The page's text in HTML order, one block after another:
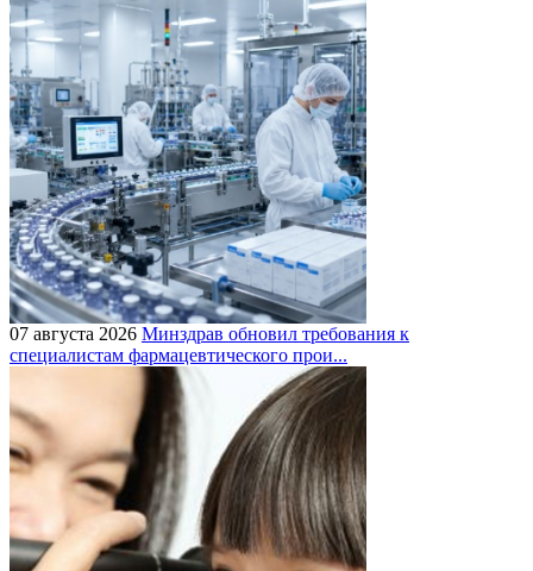
07 августа 2026 Минздрав обновил требования к
специалистам фармацевтического прои...